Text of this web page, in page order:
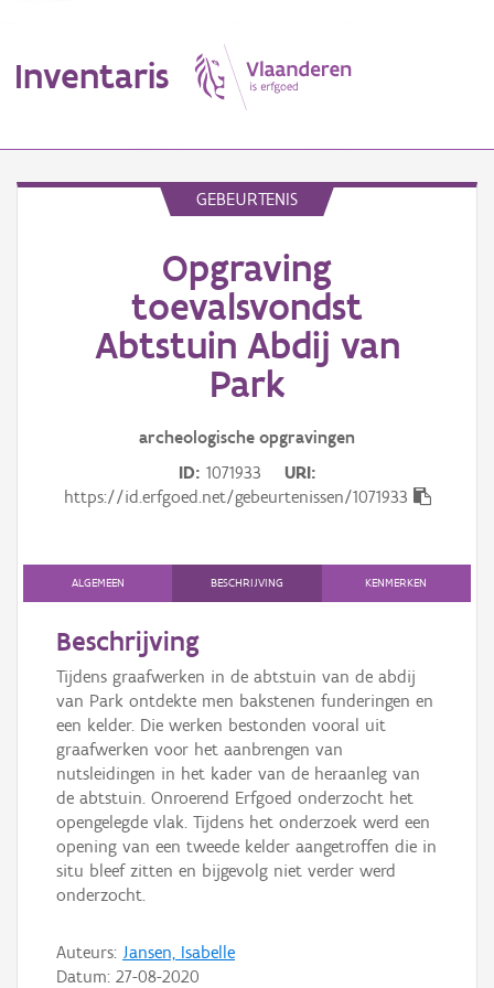
Inventaris
Aanduidingsobject
Waarneming
Persoon of collectief
Hergebruik
Aanmelden
GEBEURTENIS
Opgraving
toevalsvondst
Abtstuin Abdij van
Park
archeologische opgravingen
ID 1071933
URI
https://id.erfgoed.net/gebeurtenissen/1071933
ALGEMEEN BESCHRIJVING KENMERKEN
Beschrijving
Tijdens graafwerken in de abtstuin van de abdij
van Park ontdekte men bakstenen funderingen en
een kelder. Die werken bestonden vooral uit
graafwerken voor het aanbrengen van
nutsleidingen in het kader van de heraanleg van
de abtstuin. Onroerend Erfgoed onderzocht het
opengelegde vlak. Tijdens het onderzoek werd een
opening van een tweede kelder aangetroffen die in
situ bleef zitten en bijgevolg niet verder werd
onderzocht.
Auteurs: Jansen, Isabelle
Datum: 27-08-2020